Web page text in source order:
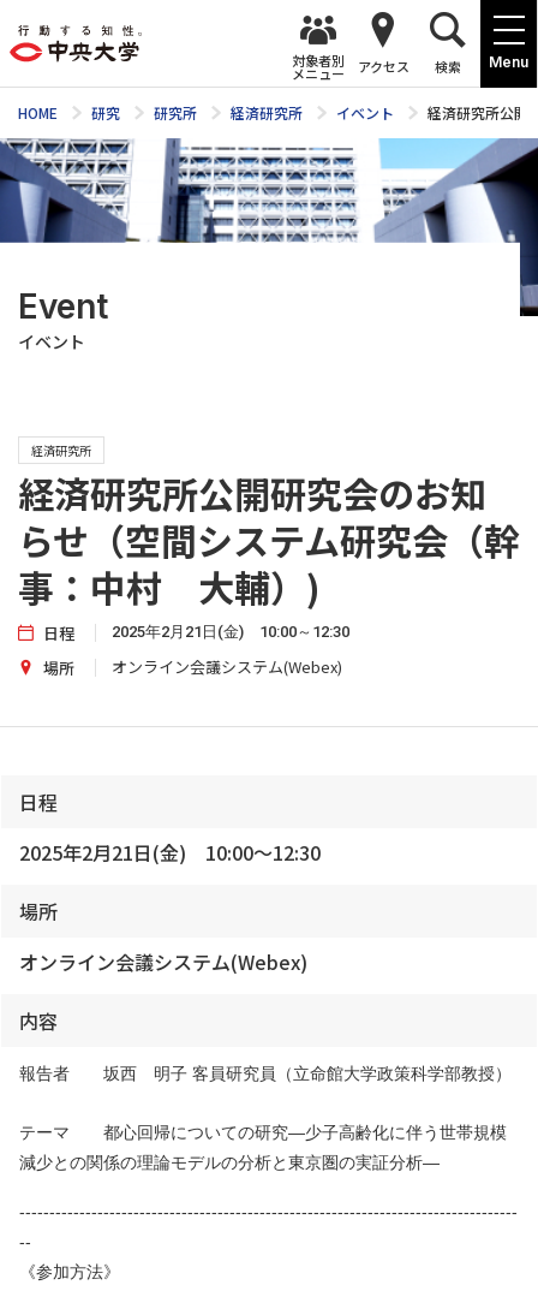
Menu
対象者別
メニュー アクセス 検索
HOME 研究 研究所 経済研究所 イベント 経済研究所公開
Event
イベント
経済研究所
経済研究所公開研究会のお知
らせ（空間システム研究会（幹
事：中村 大輔）)
日程 2025年2月21日(金) 10:00～12:30
場所 オンライン会議システム(Webex)
日程
2025年2月21日(金) 10:00～12:30
場所
オンライン会議システム(Webex)
内容
報告者 坂西 明子 客員研究員（立命館大学政策科学部教授）
テーマ 都心回帰についての研究―少子高齢化に伴う世帯規模
減少との関係の理論モデルの分析と東京圏の実証分析―
-----------------------------------------------------------------------------------
--
《参加方法》